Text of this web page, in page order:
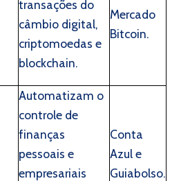
transações do
câmbio digital,
criptomoedas e
blockchain.
Mercado
Bitcoin.
Automatizam o
controle de
finanças
pessoais e
empresariais
Conta
Azul e
Guiabolso.